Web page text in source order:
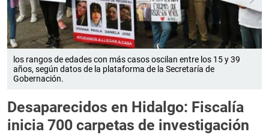
los rangos de edades con más casos oscilan entre los 15 y 39
años, según datos de la plataforma de la Secretaría de
Gobernación.
Desaparecidos en Hidalgo: Fiscalía
inicia 700 carpetas de investigación